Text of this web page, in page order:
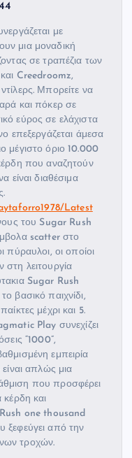
με
μια μοναδική
σε τραπέζια των
Creedroomz,
Μπορείτε να
και πόκερ σε
εύρος σε ελάχιστα
επεξεργάζεται άμεσα
μέγιστο όριο 10.000
που αναζητούν
είναι διαθέσιμα
Latest
του Sugar Rush
scatter στο
πύραυλοι, οι οποίοι
στη λειτουργία
Sugar Rush
βασικό παιχνίδι,
μέχρι και 5.
Play συνεχίζει
“1000”,
εμπειρία
απλώς μια
που προσφέρει
κέρδη και
one thousand
ξεφεύγει από την
τροχών.